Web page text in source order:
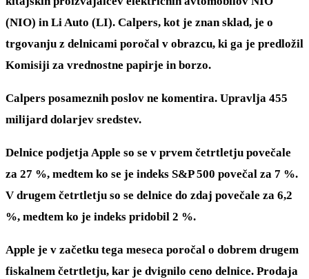
(NIO) in Li Auto (LI). Calpers, kot je znan sklad, je o
trgovanju z delnicami poročal v obrazcu, ki ga je predložil
Komisiji za vrednostne papirje in borzo.
Calpers posameznih poslov ne komentira. Upravlja 455
milijard dolarjev sredstev.
Delnice podjetja Apple so se v prvem četrtletju povečale
za 27 %, medtem ko se je indeks S&P 500 povečal za 7 %.
V drugem četrtletju so se delnice do zdaj povečale za 6,2
%, medtem ko je indeks pridobil 2 %.
Apple je v začetku tega meseca poročal o dobrem drugem
fiskalnem četrtletju, kar je dvignilo ceno delnice. Prodaja